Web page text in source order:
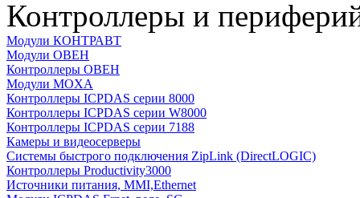
Контроллеры и
Модули КОНТРАВТ
Модули ОВЕН
Контроллеры ОВЕН
Модули MOXA
Контроллеры ICPDAS серии 8000
Контроллеры ICPDAS серии W8000
Контроллеры ICPDAS серии 7188
Камеры и видеосерверы
Системы быстрого подключения ZipLink (DirectLOGIC)
Контроллеры Productivity3000
Источники питания, MMI,Ethernet